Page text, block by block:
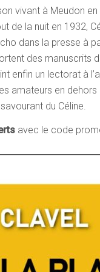
vivant à Meudon
la nuit en 1932,
dans la presse à
des manuscrits
enfin un lectorat à
amateurs en
du Céline.
avec le code